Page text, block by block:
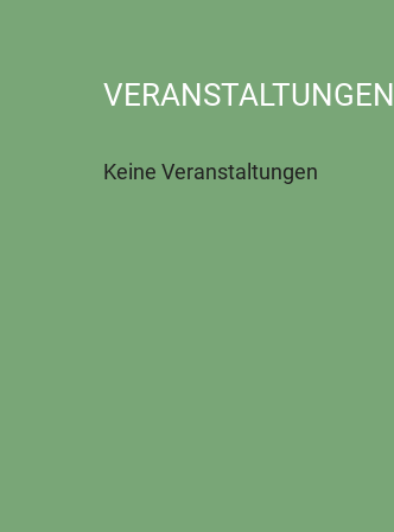
VERANSTALTUNGEN
Keine Veranstaltungen